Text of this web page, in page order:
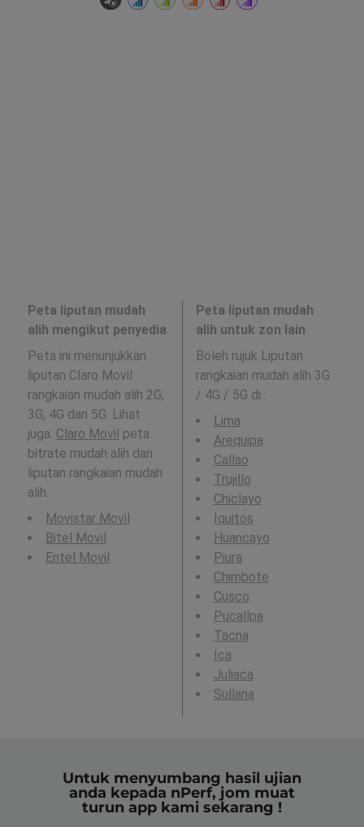
Peta liputan mudah
alih mengikut penyedia
Peta ini menunjukkan
liputan Claro Movil
rangkaian mudah alih 2G,
3G, 4G dan 5G. Lihat
juga: Claro Movil peta
bitrate mudah alih dan
liputan rangkaian mudah
alih.
Movistar Movil
Bitel Movil
Entel Movil
Peta liputan mudah
alih untuk zon lain
Boleh rujuk Liputan
rangkaian mudah alih 3G
/ 4G / 5G di :
Lima
Arequipa
Callao
Trujillo
Chiclayo
Iquitos
Huancayo
Piura
Chimbote
Cusco
Pucallpa
Tacna
Ica
Juliaca
Sullana
Untuk menyumbang hasil ujian
anda kepada nPerf, jom muat
turun app kami sekarang !